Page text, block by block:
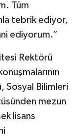
Tüm
tebrik ediyor,
ediyorum.”
Rektörü
Sosyal Bilimleri
mezun
lisans